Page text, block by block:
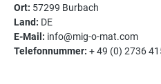
Ort: 57299 Burbach
Land: DE
E-Mail: info@mig-o-mat.com
Telefonnummer: + 49 (0) 2736